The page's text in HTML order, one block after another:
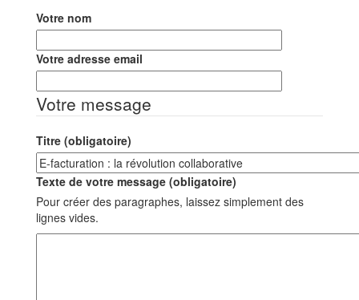
Votre nom
Votre adresse email
Votre message
Titre (obligatoire)
Texte de votre message (obligatoire)
Pour créer des paragraphes, laissez simplement des
lignes vides.